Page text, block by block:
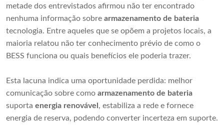
metade dos entrevistados afirmou não ter encontrado
nenhuma informação sobre armazenamento de bateria
tecnologia. Entre aqueles que se opõem a projetos locais, a
maioria relatou não ter conhecimento prévio de como o
BESS funciona ou quais benefícios ele poderia trazer.
Esta lacuna indica uma oportunidade perdida: melhor
comunicação sobre como armazenamento de bateria
suporta energia renovável , estabiliza a rede e fornece
energia de reserva, podendo converter incerteza em suporte.